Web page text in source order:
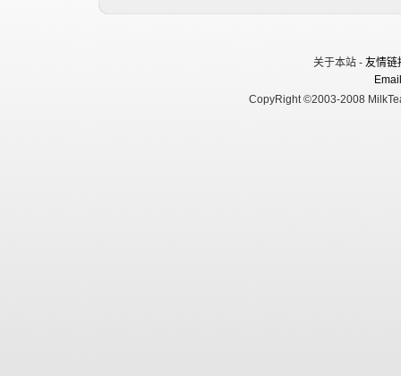
关于本站 - 友情链
CopyRight ©2003-2008